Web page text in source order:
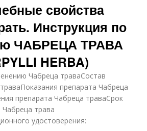
свойства
Инструкция по
ЧАБРЕЦА ТРАВА
HERBA)
Чабреца траваСостав
препарата Чабреца
препарата Чабреца траваСрок
Чабреца трава
удостоверения: